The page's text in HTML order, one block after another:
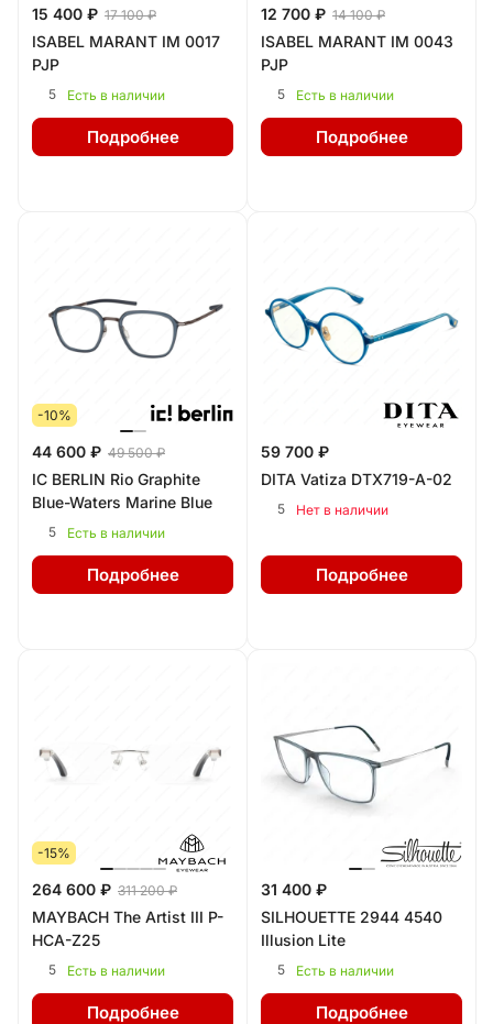
15 400 ₽ 17 100 ₽
ISABEL MARANT IM 0017
PJP
5 Есть в наличии
Подробнее
12 700 ₽ 14 100 ₽
ISABEL MARANT IM 0043
PJP
5 Есть в наличии
Подробнее
-10%
44 600 ₽ 49 500 ₽
IC BERLIN Rio Graphite
Blue-Waters Marine Blue
5 Есть в наличии
Подробнее
59 700 ₽
DITA Vatiza DTX719-A-02
5 Нет в наличии
Подробнее
-15%
264 600 ₽ 311 200 ₽
MAYBACH The Artist III P-
HCA-Z25
5 Есть в наличии
Подробнее
31 400 ₽
SILHOUETTE 2944 4540
Illusion Lite
5 Есть в наличии
Подробнее